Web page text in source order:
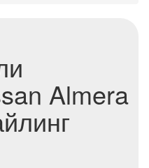
Almera